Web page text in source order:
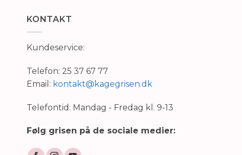
KONTAKT
Kundeservice:
Telefon: 25 37 67 77
Email: kontakt@kagegrisen.dk
Telefontid: Mandag - Fredag kl. 9-13
Følg grisen på de sociale medier: